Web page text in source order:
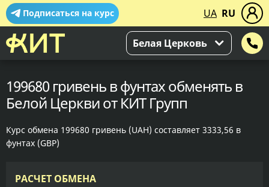
Подписаться на курс UA RU
Белая Церковь
199680 гривень в фунтах обменять в
Белой Церкви от КИТ Групп
Курс обмена 199680 гривень (UAH) составляет 3333,56 в
фунтах (GBP)
РАСЧЕТ ОБМЕНА